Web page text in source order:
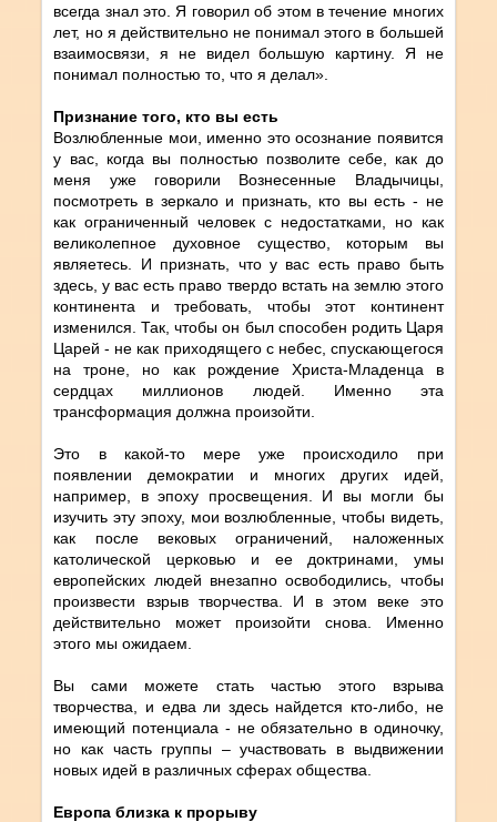
всегда знал это. Я говорил об этом в течение многих
лет, но я действительно не понимал этого в большей
взаимосвязи, я не видел большую картину. Я не
понимал полностью то, что я делал».
Признание того, кто вы есть
Возлюбленные мои, именно это осознание появится
у вас, когда вы полностью позволите себе, как до
меня уже говорили Вознесенные Владычицы,
посмотреть в зеркало и признать, кто вы есть - не
как ограниченный человек с недостатками, но как
великолепное духовное существо, которым вы
являетесь. И признать, что у вас есть право быть
здесь, у вас есть право твердо встать на землю этого
континента и требовать, чтобы этот континент
изменился. Так, чтобы он был способен родить Царя
Царей - не как приходящего с небес, спускающегося
на троне, но как рождение Христа-Младенца в
сердцах миллионов людей. Именно эта
трансформация должна произойти.
Это в какой-то мере уже происходило при
появлении демократии и многих других идей,
например, в эпоху просвещения. И вы могли бы
изучить эту эпоху, мои возлюбленные, чтобы видеть,
как после вековых ограничений, наложенных
католической церковью и ее доктринами, умы
европейских людей внезапно освободились, чтобы
произвести взрыв творчества. И в этом веке это
действительно может произойти снова. Именно
этого мы ожидаем.
Вы сами можете стать частью этого взрыва
творчества, и едва ли здесь найдется кто-либо, не
имеющий потенциала - не обязательно в одиночку,
но как часть группы – участвовать в выдвижении
новых идей в различных сферах общества.
Европа близка к прорыву